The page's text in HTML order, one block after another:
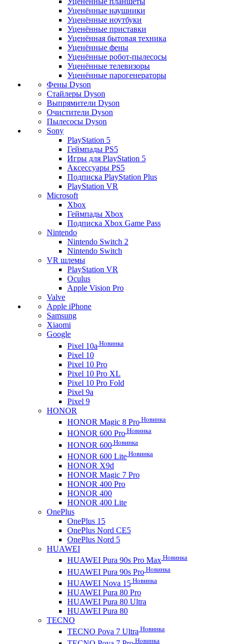
Уценённые наушники
Уценённые ноутбуки
Уценённые приставки
Уценённая бытовая техника
Уценённые фены
Уценённые робот-пылесосы
Уценённые телевизоры
Уценённые парогенераторы
Фены Dyson
Стайлеры Dyson
Выпрямители Dyson
Очистители Dyson
Пылесосы Dyson
Sony
PlayStation 5
Геймпады PS5
Игры для PlayStation 5
Аксессуары PS5
Подписка PlayStation Plus
PlayStation VR
Microsoft
Xbox
Геймпады Xbox
Подписка Xbox Game Pass
Nintendo
Nintendo Switch 2
Nintendo Switch
VR шлемы
PlayStation VR
Oculus
Apple Vision Pro
Valve
Apple iPhone
Samsung
Xiaomi
Google
Pixel 10a Новинка
Pixel 10
Pixel 10 Pro
Pixel 10 Pro XL
Pixel 10 Pro Fold
Pixel 9a
Pixel 9
HONOR
HONOR Magic 8 Pro Новинка
HONOR 600 Pro Новинка
HONOR 600 Новинка
HONOR 600 Lite Новинка
HONOR X9d
HONOR Magic 7 Pro
HONOR 400 Pro
HONOR 400
HONOR 400 Lite
OnePlus
OnePlus 15
OnePlus Nord CE5
OnePlus Nord 5
HUAWEI
HUAWEI Pura 90s Pro Max Новинка
HUAWEI Pura 90s Pro Новинка
HUAWEI Nova 15 Новинка
HUAWEI Pura 80 Pro
HUAWEI Pura 80 Ultra
HUAWEI Pura 80
TECNO
TECNO Pova 7 Ultra Новинка
Новинка